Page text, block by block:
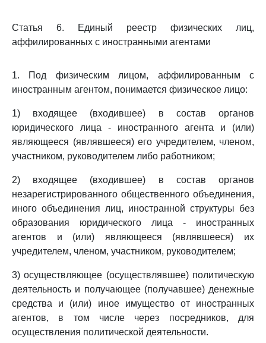
Статья 6. Единый реестр физических лиц,
аффилированных с иностранными агентами
1. Под физическим лицом, аффилированным с
иностранным агентом, понимается физическое лицо:
1) входящее (входившее) в состав органов
юридического лица - иностранного агента и (или)
являющееся (являвшееся) его учредителем, членом,
участником, руководителем либо работником;
2) входящее (входившее) в состав органов
незарегистрированного общественного объединения,
иного объединения лиц, иностранной структуры без
образования юридического лица - иностранных
агентов и (или) являющееся (являвшееся) их
учредителем, членом, участником, руководителем;
3) осуществляющее (осуществлявшее) политическую
деятельность и получающее (получавшее) денежные
средства и (или) иное имущество от иностранных
агентов, в том числе через посредников, для
осуществления политической деятельности.